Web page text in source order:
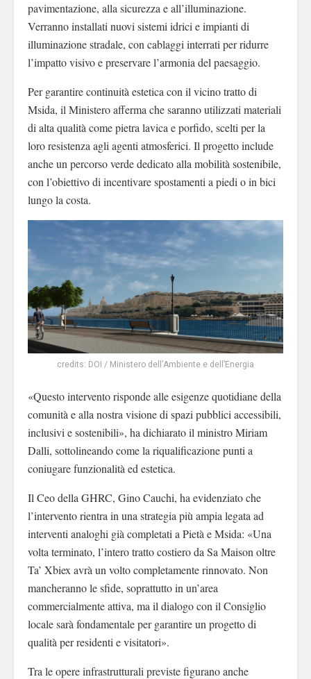
pavimentazione, alla sicurezza e all’illuminazione.
Verranno installati nuovi sistemi idrici e impianti di
illuminazione stradale, con cablaggi interrati per ridurre
l’impatto visivo e preservare l’armonia del paesaggio.
Per garantire continuità estetica con il vicino tratto di
Msida, il Ministero afferma che saranno utilizzati materiali
di alta qualità come pietra lavica e porfido, scelti per la
loro resistenza agli agenti atmosferici. Il progetto include
anche un percorso verde dedicato alla mobilità sostenibile,
con l’obiettivo di incentivare spostamenti a piedi o in bici
lungo la costa.
credits: DOI / Ministero dell’Ambiente e dell’Energia
«Questo intervento risponde alle esigenze quotidiane della
comunità e alla nostra visione di spazi pubblici accessibili,
inclusivi e sostenibili», ha dichiarato il ministro Miriam
Dalli, sottolineando come la riqualificazione punti a
coniugare funzionalità ed estetica.
Il Ceo della GHRC, Gino Cauchi, ha evidenziato che
l’intervento rientra in una strategia più ampia legata ad
interventi analoghi già completati a Pietà e Msida: «Una
volta terminato, l’intero tratto costiero da Sa Maison oltre
Ta’ Xbiex avrà un volto completamente rinnovato. Non
mancheranno le sfide, soprattutto in un’area
commercialmente attiva, ma il dialogo con il Consiglio
locale sarà fondamentale per garantire un progetto di
qualità per residenti e visitatori».
Tra le opere infrastrutturali previste figurano anche